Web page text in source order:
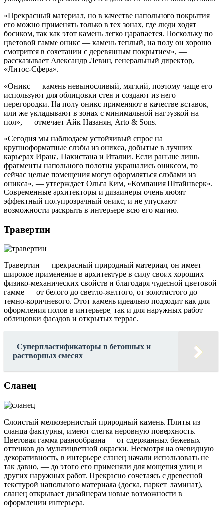
«Прекрасный материал, но в качестве напольного покрытия
его можно применять только в тех зонах, где люди ходят
босиком, так как этот камень легко царапается. Поскольку по
цветовой гамме оникс — камень теплый, на полу он хорошо
смотрится в сочетании с деревянным покрытием», —
рассказывает Александр Левин, генеральный директор,
«Литос-Сфера».
«Оникс — камень невыносливый, мягкий, поэтому чаще его
используют для облицовки стен и создают из него
перегородки. На полу оникс применяют в качестве вставок,
или же укладывают в зонах с минимальной нагрузкой на
пол», — отмечает Айк Назанян, Arto & Sons.
«Сегодня мы наблюдаем устойчивый спрос на
крупноформатные слэбы из оникса, добытые в лучших
карьерах Ирана, Пакистана и Италии. Если раньше лишь
фрагменты напольного полотна украшались ониксом, то
сейчас целые помещения могут оформляться слэбами из
оникса», — утверждает Ольга Ким, «Компания Штайнверк».
Современные архитекторы и дизайнеры очень любят
эффектный полупрозрачный оникс, и не упускают
возможности раскрыть в интерьере всю его магию.
Травертин
Травертин — прекрасный природный материал, он имеет
широкое применение в архитектуре в силу своих хороших
физико-механических свойств и благодаря чудесной цветовой
гамме — от белого до светло-желтого, от золотистого до
темно-коричневого. Этот камень идеально подходит как для
оформления полов в интерьере, так и для наружных работ —
облицовки фасадов и открытых террас.
Суперпластификаторы в бетонных и
растворных смесях
Сланец
Слоистый мелкозернистый природный камень. Плиты из
сланца фактурны, имеют слегка неровную поверхность.
Цветовая гамма разнообразна — от сдержанных бежевых
оттенков до мультицветной окраски. Несмотря на очевидную
декоративность, в интерьере сланец начали использовать не
так давно, — до этого его применяли для мощения улиц и
других наружных работ. Прекрасно сочетаясь с древесной
текстурой напольного материала (доска, паркет, ламинат),
сланец открывает дизайнерам новые возможности в
оформлении интерьера.